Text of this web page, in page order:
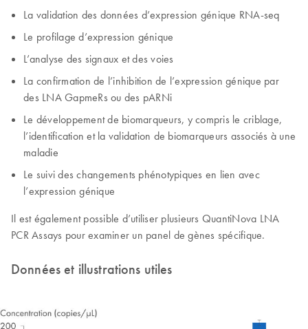
La validation des données d’expression génique RNA-seq
Le profilage d’expression génique
L’analyse des signaux et des voies
La confirmation de l’inhibition de l’expression génique par
des LNA GapmeRs ou des pARNi
Le développement de biomarqueurs, y compris le criblage,
l’identification et la validation de biomarqueurs associés à une
maladie
Le suivi des changements phénotypiques en lien avec
l’expression génique
Il est également possible d’utiliser plusieurs QuantiNova LNA
PCR Assays pour examiner un panel de gènes spécifique.
Données et illustrations utiles